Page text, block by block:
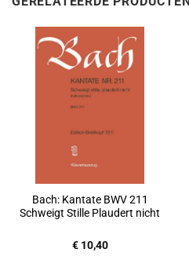
Bach: Kantate BWV 211
Schweigt Stille Plaudert nicht
€10,40